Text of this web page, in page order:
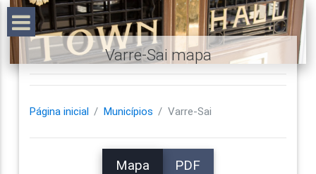
Varre-Sai mapa
Página inicial Municípios Varre-Sai
Mapa PDF